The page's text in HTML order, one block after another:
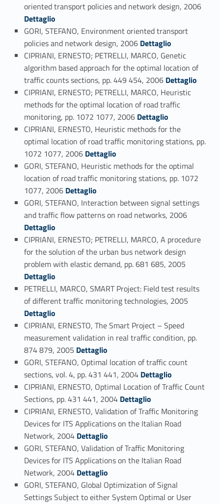
oriented transport policies and network design, 2006
Dettaglio
GORI, STEFANO, Environment oriented transport
policies and network design, 2006 Link identifier #identifier_person_25102-113
Dettaglio
CIPRIANI, ERNESTO; PETRELLI, MARCO, Genetic
algorithm based approach for the optimal location of
traffic counts sections, pp. 449 454, 2006 Link identifier #identifier_person_54424-114
Dettaglio
CIPRIANI, ERNESTO; PETRELLI, MARCO, Heuristic
methods for the optimal location of road traffic
monitoring, pp. 1072 1077, 2006 Link identifier #identifier_person_168823-115
Dettaglio
CIPRIANI, ERNESTO, Heuristic methods for the
optimal location of road traffic monitoring stations, pp.
1072 1077, 2006 Link identifier #identifier_person_63682-116
Dettaglio
GORI, STEFANO, Heuristic methods for the optimal
location of road traffic monitoring stations, pp. 1072
1077, 2006 Link identifier #identifier_person_124007-117
Dettaglio
GORI, STEFANO, Interaction between signal settings
and traffic flow patterns on road networks, 2006 Link identifier #identifier_person_42253-118
Dettaglio
CIPRIANI, ERNESTO; PETRELLI, MARCO, A procedure
for the solution of the urban bus network design
problem with elastic demand, pp. 681 685, 2005
Dettaglio
PETRELLI, MARCO, SMART Project: Field test results
of different traffic monitoring technologies, 2005
Dettaglio
CIPRIANI, ERNESTO, The Smart Project – Speed
measurement validation in real traffic condition, pp.
874 879, 2005 Link identifier #identifier_person_99570-121
Dettaglio
GORI, STEFANO, Optimal location of traffic count
sections, vol. 4, pp. 431 441, 2004 Link identifier #identifier_person_60123-122
Dettaglio
CIPRIANI, ERNESTO, Optimal Location of Traffic Count
Sections, pp. 431 441, 2004 Link identifier #identifier_person_40807-123
Dettaglio
CIPRIANI, ERNESTO, Validation of Traffic Monitoring
Devices for ITS Applications on the Italian Road
Network, 2004 Link identifier #identifier_person_52112-124
Dettaglio
GORI, STEFANO, Validation of Traffic Monitoring
Devices for ITS Applications on the Italian Road
Network, 2004 Link identifier #identifier_person_184845-125
Dettaglio
GORI, STEFANO, Global Optimization of Signal
Settings Subject to either System Optimal or User